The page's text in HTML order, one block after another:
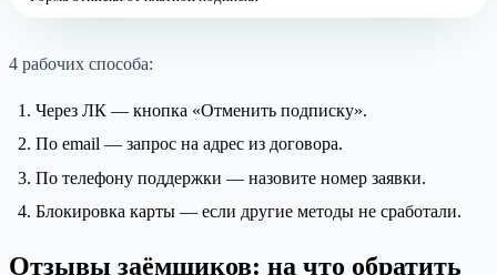
4 рабочих способа:
Через ЛК — кнопка «Отменить подписку».
По email — запрос на адрес из договора.
По телефону поддержки — назовите номер заявки.
Блокировка карты — если другие методы не сработали.
Отзывы заёмщиков: на что обратить